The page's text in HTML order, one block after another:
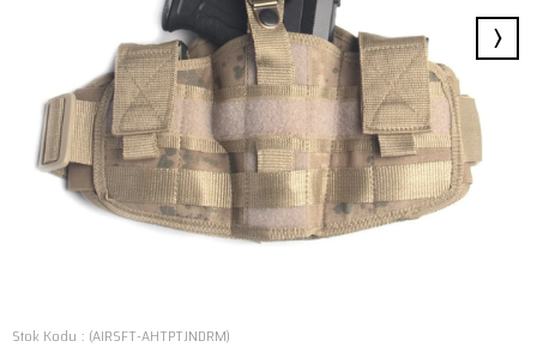
›
Stok Kodu (AIRSFT-AHTPTJNDRM)